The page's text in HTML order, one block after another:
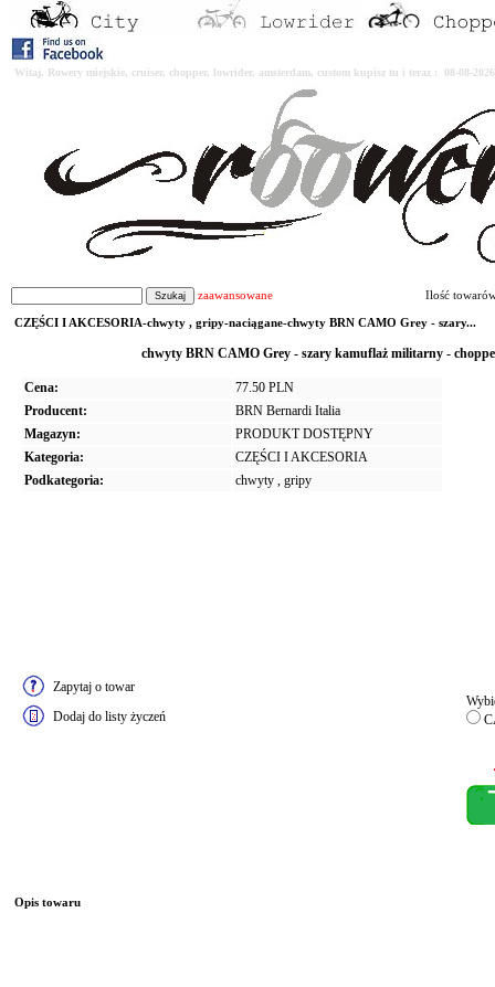
Witaj. Rowery miejskie, cruiser, chopper, lowrider, amsterdam, custom kupisz tu i teraz : 08-08-
zaawansowane Ilość
CZĘŚCI I AKCESORIA-chwyty , gripy-naciągane-chwyty BRN CAMO Grey - szary...
chwyty BRN CAMO Grey - szary kamuflaż militarny -
Cena:
77.50 PLN
Producent:
BRN Bernardi Italia
Magazyn:
PRODUKT DOSTĘPNY
Kategoria:
CZĘŚCI I AKCESORIA
Podkategoria:
chwyty , gripy
Zapytaj o towar
Dodaj do listy życzeń
Opis towaru